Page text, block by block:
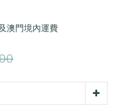
澳門境內運費